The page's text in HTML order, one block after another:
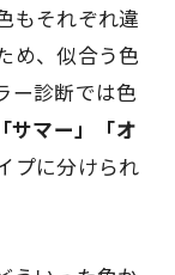
もそれぞれ違
め、似合う色
ー診断では色
サマー」「オ
プに分けられ